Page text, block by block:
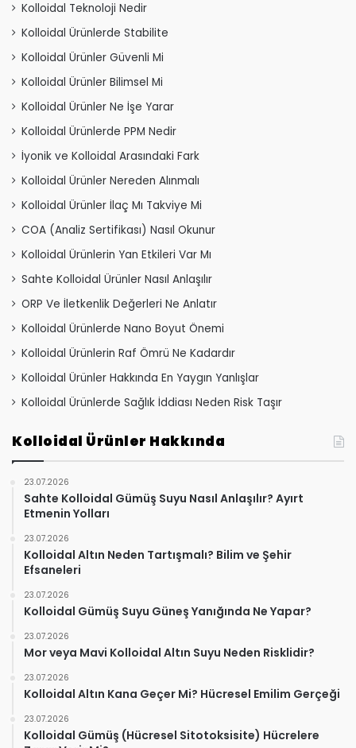
Kolloidal Teknoloji Nedir
Kolloidal Ürünlerde Stabilite
Kolloidal Ürünler Güvenli Mi
Kolloidal Ürünler Bilimsel Mi
Kolloidal Ürünler Ne İşe Yarar
Kolloidal Ürünlerde PPM Nedir
İyonik ve Kolloidal Arasındaki Fark
Kolloidal Ürünler Nereden Alınmalı
Kolloidal Ürünler İlaç Mı Takviye Mi
COA (Analiz Sertifikası) Nasıl Okunur
Kolloidal Ürünlerin Yan Etkileri Var Mı
Sahte Kolloidal Ürünler Nasıl Anlaşılır
ORP Ve İletkenlik Değerleri Ne Anlatır
Kolloidal Ürünlerde Nano Boyut Önemi
Kolloidal Ürünlerin Raf Ömrü Ne Kadardır
Kolloidal Ürünler Hakkında En Yaygın Yanlışlar
Kolloidal Ürünlerde Sağlık İddiası Neden Risk Taşır
Kolloidal Ürünler Hakkında
23.07.2026
Sahte Kolloidal Gümüş Suyu Nasıl Anlaşılır? Ayırt
Etmenin Yolları
23.07.2026
Kolloidal Altın Neden Tartışmalı? Bilim ve Şehir
Efsaneleri
23.07.2026
Kolloidal Gümüş Suyu Güneş Yanığında Ne Yapar?
23.07.2026
Mor veya Mavi Kolloidal Altın Suyu Neden Risklidir?
23.07.2026
Kolloidal Altın Kana Geçer Mi? Hücresel Emilim Gerçeği
23.07.2026
Kolloidal Gümüş (Hücresel Sitotoksisite) Hücrelere